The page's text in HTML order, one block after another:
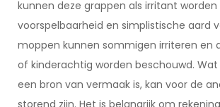
kunnen deze grappen als irritant worden
voorspelbaarheid en simplistische aard
moppen kunnen sommigen irriteren en
of kinderachtig worden beschouwd.
een bron van vermaak is, kan voor de
storend zijn. Het is belangrijk om